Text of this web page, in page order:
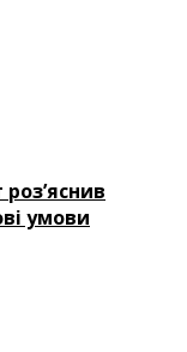
умови